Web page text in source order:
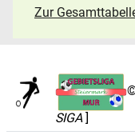
Zur
SIGA]